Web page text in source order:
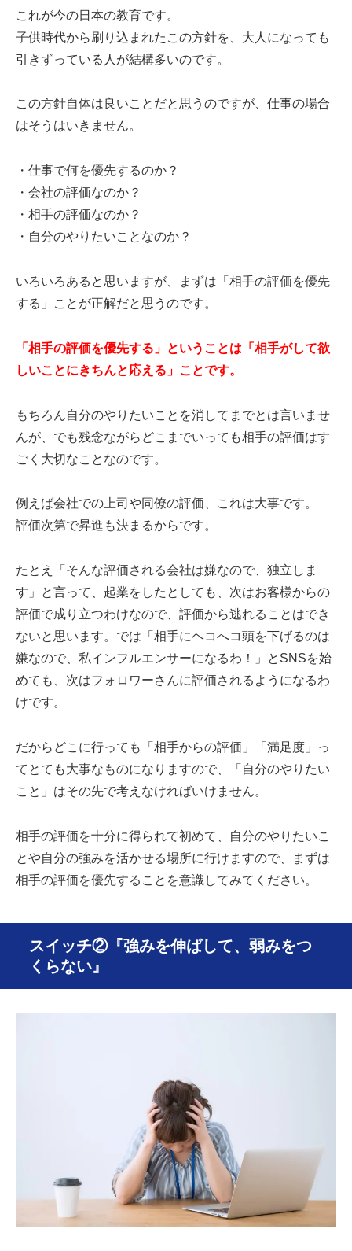
これが今の日本の教育です。
子供時代から刷り込まれたこの方針を、大人になっても
引きずっている人が結構多いのです。
この方針自体は良いことだと思うのですが、仕事の場合
はそうはいきません。
・仕事で何を優先するのか？
・会社の評価なのか？
・相手の評価なのか？
・自分のやりたいことなのか？
いろいろあると思いますが、まずは「相手の評価を優先
する」ことが正解だと思うのです。
「相手の評価を優先する」ということは「相手がして欲
しいことにきちんと応える」ことです。
もちろん自分のやりたいことを消してまでとは言いませ
んが、でも残念ながらどこまでいっても相手の評価はす
ごく大切なことなのです。
例えば会社での上司や同僚の評価、これは大事です。
評価次第で昇進も決まるからです。
たとえ「そんな評価される会社は嫌なので、独立しま
す」と言って、起業をしたとしても、次はお客様からの
評価で成り立つわけなので、評価から逃れることはでき
ないと思います。では「相手にヘコへコ頭を下げるのは
嫌なので、私インフルエンサーになるわ！」とSNSを始
めても、次はフォロワーさんに評価されるようになるわ
けです。
だからどこに行っても「相手からの評価」「満足度」っ
てとても大事なものになりますので、「自分のやりたい
こと」はその先で考えなければいけません。
相手の評価を十分に得られて初めて、自分のやりたいこ
とや自分の強みを活かせる場所に行けますので、まずは
相手の評価を優先することを意識してみてください。
スイッチ②『強みを伸ばして、弱みをつ
くらない』